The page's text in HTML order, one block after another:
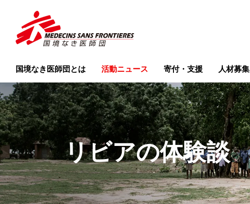
国境なき医師団とは 活動ニュース 寄付・支援 人材募集
リビアの体験談